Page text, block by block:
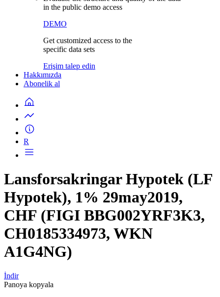
in the public demo access
DEMO
Get customized access to the
specific data sets
Erişim talep edin
Hakkımızda
Abonelik al
R
Lansforsakringar Hypotek (LF
Hypotek), 1% 29may2019,
CHF (FIGI BBG002YRF3K3,
CH0185334973, WKN
A1G4NG)
İndir
Panoya kopyala